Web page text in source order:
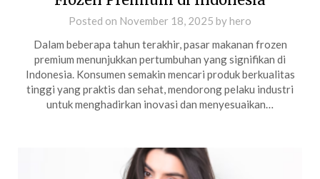
Posted on November 18, 2025 byhero
Dalam beberapa tahun terakhir, pasar makanan frozen
premium menunjukkan pertumbuhan yang signifikan di
Indonesia. Konsumen semakin mencari produk berkualitas
tinggi yang praktis dan sehat, mendorong pelaku industri
untuk menghadirkan inovasi dan menyesuaikan…